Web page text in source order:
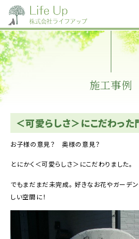
施工事例
＜可愛らしさ＞にこだわった
お子様の意見？ 奥様の意見？
とにかく＜可愛らしさ＞にこだわりました。
でもまだまだ未完成。 好きなお花やガーデ
しい空間に！